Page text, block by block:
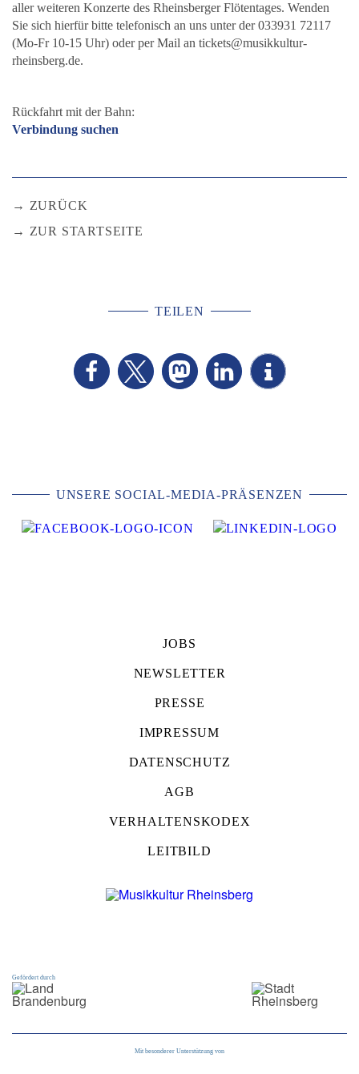
aller weiteren Konzerte des Rheinsberger Flötentages. Wenden
Sie sich hierfür bitte telefonisch an uns unter der 033931 72117
(Mo-Fr 10-15 Uhr) oder per Mail an tickets@musikkultur-
rheinsberg.de.
Rückfahrt mit der Bahn:
Verbindung suchen
ZURÜCK
ZUR STARTSEITE
TEILEN
UNSERE SOCIAL-MEDIA-PRÄSENZEN
JOBS
NEWSLETTER
PRESSE
IMPRESSUM
DATENSCHUTZ
AGB
VERHALTENSKODEX
LEITBILD
Gefördert durch
Mit besonderer Unterstützung von